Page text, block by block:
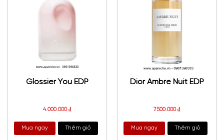
Glossier You EDP
4.000.000₫
Mua ngay Thêm giỏ
Dior Ambre Nuit EDP
7.500.000₫
Mua ngay Thêm giỏ